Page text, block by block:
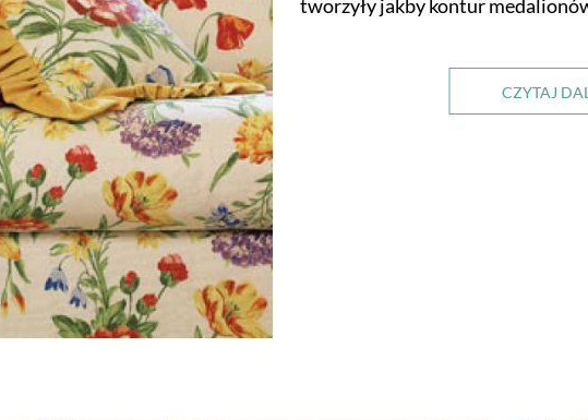
tworzyły jakby kontur
CZYTAJ